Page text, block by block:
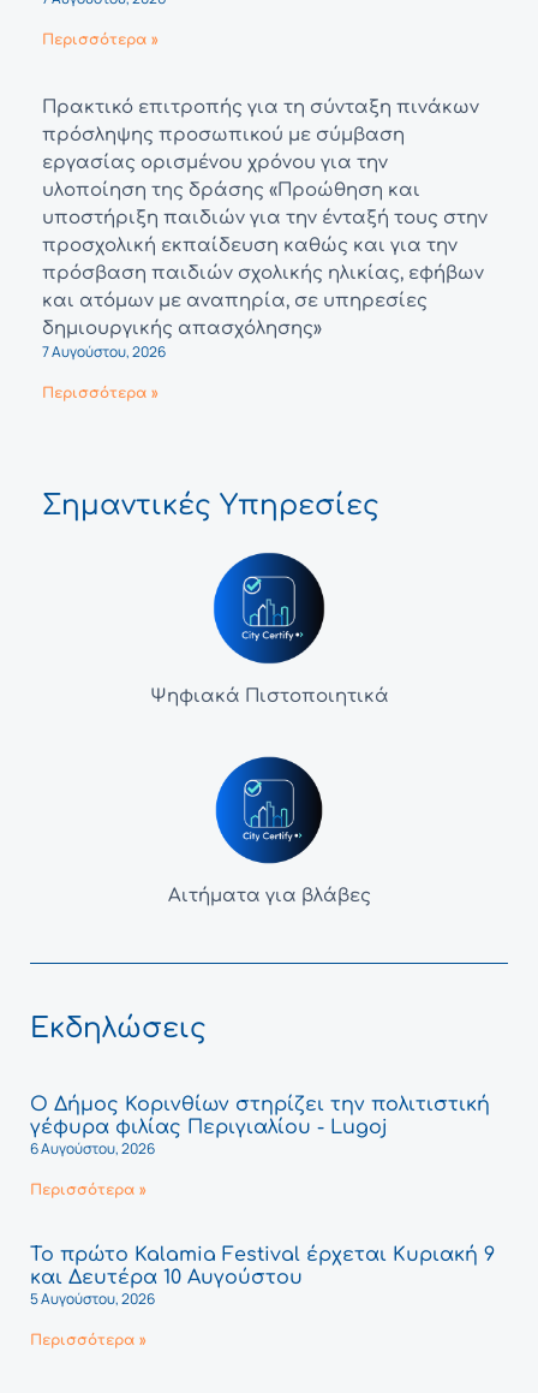
Περισσότερα »
Πρακτικό επιτροπής για τη σύνταξη πινάκων
πρόσληψης προσωπικού με σύμβαση
εργασίας ορισμένου χρόνου για την
υλοποίηση της δράσης «Προώθηση και
υποστήριξη παιδιών για την ένταξή τους στην
προσχολική εκπαίδευση καθώς και για την
πρόσβαση παιδιών σχολικής ηλικίας, εφήβων
και ατόμων με αναπηρία, σε υπηρεσίες
δημιουργικής απασχόλησης»
7 Αυγούστου, 2026
Περισσότερα »
Σημαντικές Υπηρεσίες
Ψηφιακά Πιστοποιητικά
Αιτήματα για βλάβες
Εκδηλώσεις
Ο Δήμος Κορινθίων στηρίζει την πολιτιστική
γέφυρα φιλίας Περιγιαλίου - Lugoj
6 Αυγούστου, 2026
Περισσότερα »
Το πρώτο Kalamia Festival έρχεται Κυριακή 9
και Δευτέρα 10 Αυγούστου
5 Αυγούστου, 2026
Περισσότερα »